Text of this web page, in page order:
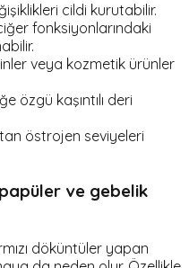
cildi kurutabilir.
fonksiyonlarındaki
veya kozmetik ürünler
özgü kaşıntılı deri
östrojen seviyeleri
ve gebelik
döküntüler yapan